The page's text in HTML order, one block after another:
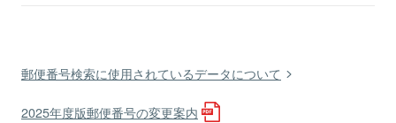
郵便番号検索に使用されているデータについて
2025年度版郵便番号の変更案内